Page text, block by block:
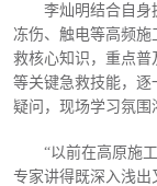
李灿明结合自身
冻伤、触电等高频
救核心知识，重点
等关键急救技能，逐
疑问，现场学习氛围
“以前在高原施
专家讲得既深入浅出